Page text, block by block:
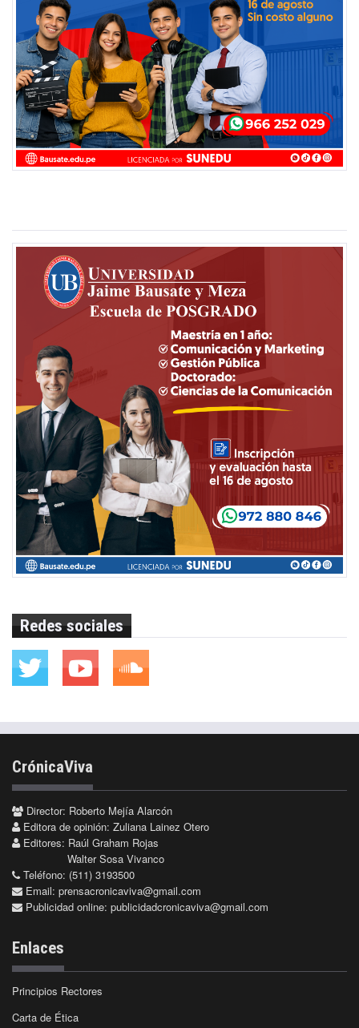
Redes sociales
CrónicaViva
Director: Roberto Mejía Alarcón
Editora de opinión: Zuliana Lainez Otero
Editores: Raúl Graham Rojas
Walter Sosa Vivanco
Teléfono: (511) 3193500
Email: prensacronicaviva@gmail.com
Publicidad online: publicidadcronicaviva@gmail.com
Enlaces
Principios Rectores
Carta de Ética